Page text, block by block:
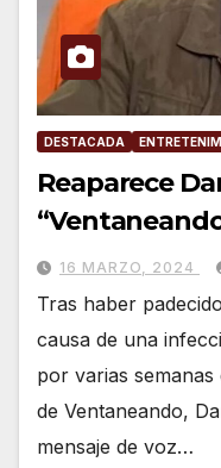
DESTACADA
Reaparece
16 MARZO, 2024
Tras haber
causa de una
por varias
de Ventaneando,
mensaje de voz…